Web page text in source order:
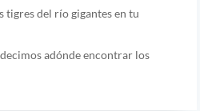
tigres del río gigantes en tu
adónde encontrar los